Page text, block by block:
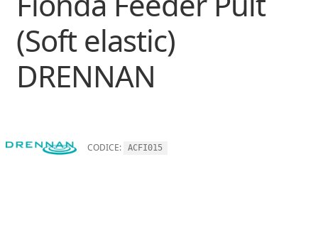
(Soft elastic)
DRENNAN
CODICE: ACFI015